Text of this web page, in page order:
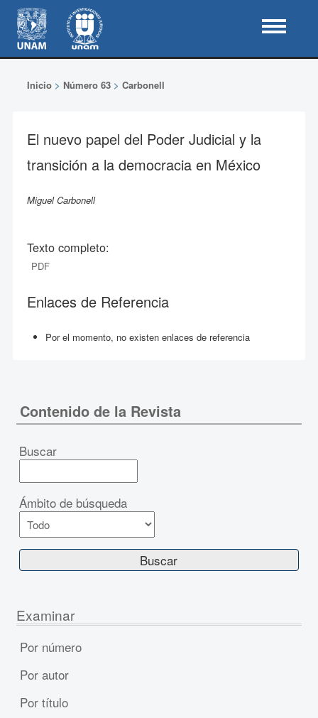
Inicio> Número 63> Carbonell
El nuevo papel del Poder Judicial y la
transición a la democracia en México
Miguel Carbonell
Texto completo:
PDF
Enlaces de Referencia
Por el momento, no existen enlaces de referencia
Contenido de la Revista
Buscar
Ámbito de búsqueda
Examinar
Por número
Por autor
Por título